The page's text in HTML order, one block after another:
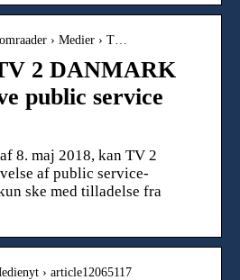
› Medier › T…
2 DANMARK
public service
8. maj 2018, kan TV 2
af public service-
ske med tilladelse fra
› article12065117